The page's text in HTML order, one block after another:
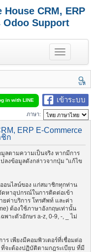
CRM, ERP
Odoo Support
T
o
g
e
n
a
v
i
a
o
n
นห
า
เข้าระบบ
in with LINE
ภาษา:
ERP E-Commerce
ชิก
ลตามความเป็นจริง หากมีการ
ลงข้อมูลดังกล่าวจากปุ่ม "แก้ไข
ออนไลน์ของ แก่สมาชิกทุกท่าน
หาอุปกรณ์ในการติดต่อเข้า
ยค่าบริการ โทรศัพท์ และค่า
ต้องใช้ภาษาอังกฤษเท่านั้น
พาะตัวอักษร a-z, 0-9, -, _ ไม่
ร เพียงมีคอมพิวเตอร์ที่เชื่อมต่อ
จะต้องปฏิบัติตามกฎระเบียบ ที่มี